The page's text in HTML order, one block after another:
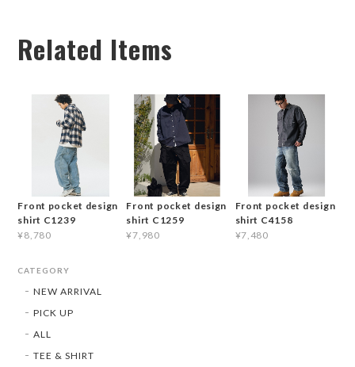
Related Items
Front pocket design
shirt C1239
¥8,780
Front pocket design
shirt C1259
¥7,980
Front pocket design
shirt C4158
¥7,480
CATEGORY
NEW ARRIVAL
PICK UP
ALL
TEE & SHIRT